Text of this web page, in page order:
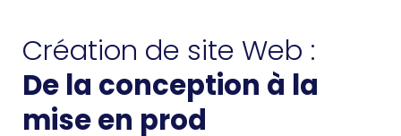
Création de site Web :
De la conception à la
mise en prod